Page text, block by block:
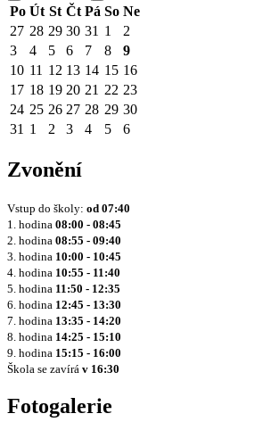
Po Út St Čt Pá So Ne
27 28 29 30 31 1
2
3
4 5 6 7 8
9
10 11 12 13 14 15 16
17 18 19 20 21 22 23
24 25 26 27 28 29 30
31 1 2 3 4 5 6
Zvonění
Vstup do školy: od 07:40
1. hodina 08:00 - 08:45
2. hodina 08:55 - 09:40
3. hodina 10:00 - 10:45
4. hodina 10:55 - 11:40
5. hodina 11:50 - 12:35
6. hodina 12:45 - 13:30
7. hodina 13:35 - 14:20
8. hodina 14:25 - 15:10
9. hodina 15:15 - 16:00
Škola se zavírá v 16:30
Fotogalerie